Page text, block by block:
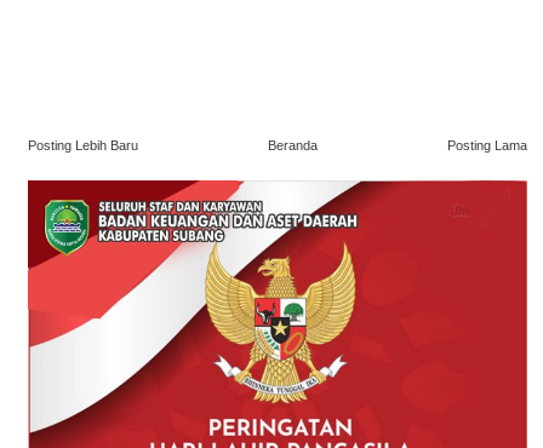
Posting Lebih Baru Posting Lama
Beranda